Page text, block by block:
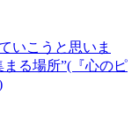
いこうと思いま
る場所”(『心のピ